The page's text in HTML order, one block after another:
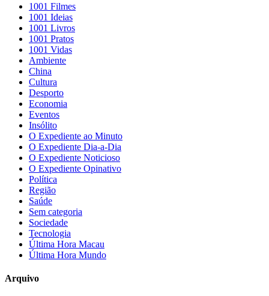
1001 Filmes
1001 Ideias
1001 Livros
1001 Pratos
1001 Vidas
Ambiente
China
Cultura
Desporto
Economia
Eventos
Insólito
O Expediente ao Minuto
O Expediente Dia-a-Dia
O Expediente Noticioso
O Expediente Opinativo
Política
Região
Saúde
Sem categoria
Sociedade
Tecnologia
Última Hora Macau
Última Hora Mundo
Arquivo